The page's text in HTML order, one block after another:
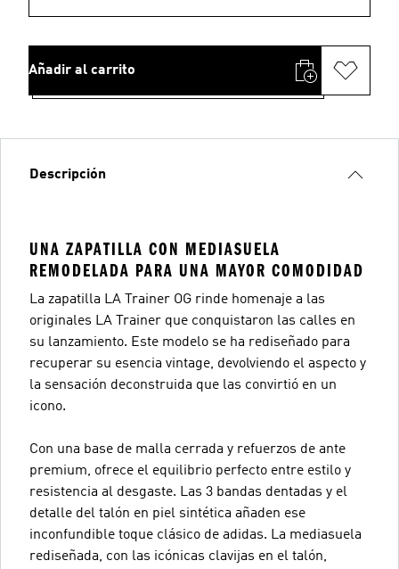
Añadir al carrito
Descripción
UNA ZAPATILLA CON MEDIASUELA
REMODELADA PARA UNA MAYOR COMODIDAD
La zapatilla LA Trainer OG rinde homenaje a las
originales LA Trainer que conquistaron las calles en
su lanzamiento. Este modelo se ha rediseñado para
recuperar su esencia vintage, devolviendo el aspecto y
la sensación deconstruida que las convirtió en un
icono.
Con una base de malla cerrada y refuerzos de ante
premium, ofrece el equilibrio perfecto entre estilo y
resistencia al desgaste. Las 3 bandas dentadas y el
detalle del talón en piel sintética añaden ese
inconfundible toque clásico de adidas. La mediasuela
rediseñada, con las icónicas clavijas en el talón,